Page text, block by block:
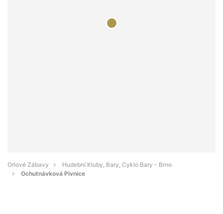
Orlové Zábavy
Hudební Kluby, Bary, Cyklo Bary - Brno
Ochutnávková Pivnice